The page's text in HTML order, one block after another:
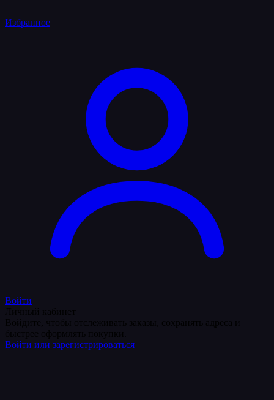
Избранное
Войти
Войти или зарегистрироваться